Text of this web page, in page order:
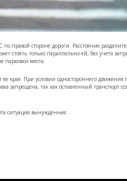
правой стороне дороги. Расстояние
только параллельно ей, без учета
парковки места.
края. При условии одностороннего движения
запрещена, так как оставленный транспорт
ситуация вынужденная: